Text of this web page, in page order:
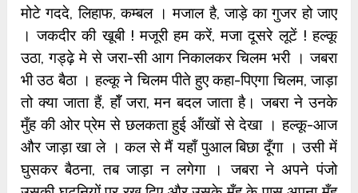
मोटे गददे, लिहाफ, कम्बल । मजाल है, जाड़े का गुजर हो जाए
। जकदीर की खूबी ! मजूरी हम करें, मजा दूसरे लूटें ! हल्कू
उठा, गड्ढ़े मे से जरा-सी आग निकालकर चिलम भरी । जबरा
भी उठ बैठा । हल्कू ने चिलम पीते हुए कहा-पिएगा चिलम, जाड़ा
तो क्या जाता हैं, हॉँ जरा, मन बदल जाता है। जबरा ने उनके
मुँह की ओर प्रेम से छलकता हुई ऑंखों से देखा । हल्कू-आज
और जाड़ा खा ले । कल से मैं यहाँ पुआल बिछा दूँगा । उसी में
घुसकर बैठना, तब जाड़ा न लगेगा । जबरा ने अपने पंजो